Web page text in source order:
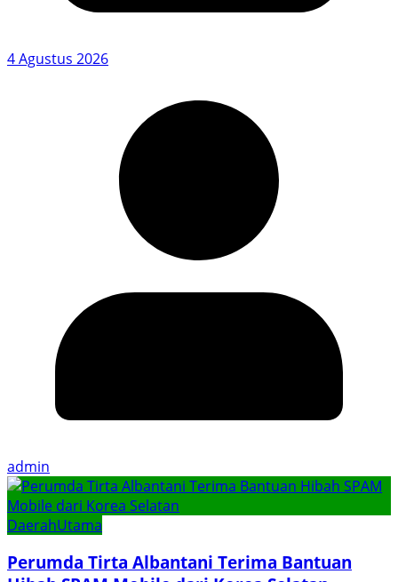
4 Agustus 2026
admin
DaerahUtama
Perumda Tirta Albantani Terima Bantuan